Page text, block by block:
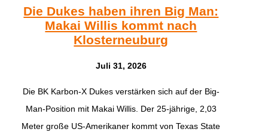
Die Dukes haben ihren Big Man:
Makai Willis kommt nach
Klosterneuburg
Juli 31, 2026
​Die BK Karbon-X Dukes verstärken sich auf der Big-
Man-Position mit Makai Willis. Der 25-jährige, 2,03
Meter große US-Amerikaner kommt von Texas State